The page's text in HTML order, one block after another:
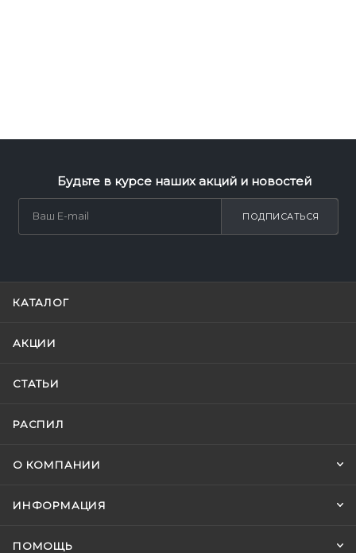
Будьте в курсе наших акций и новостей
ПОДПИСАТЬСЯ
КАТАЛОГ
АКЦИИ
СТАТЬИ
РАСПИЛ
О КОМПАНИИ
ИНФОРМАЦИЯ
ПОМОЩЬ